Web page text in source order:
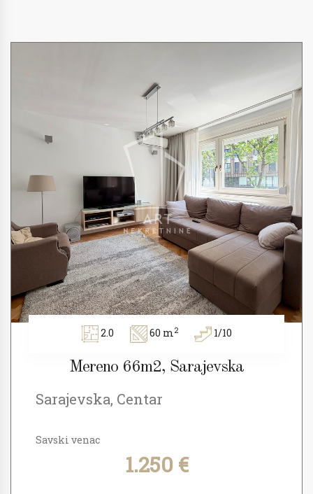
2.0 60 m2 1/10
Mereno 66m2, Sarajevska
Sarajevska, Centar
Savski venac
1.250 €